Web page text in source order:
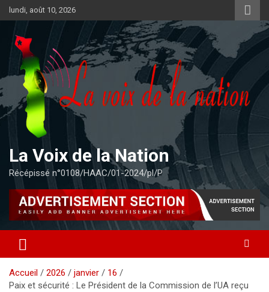
Aller
au
contenu
lundi, août 10, 2026
La Voix de la Nation
Récépissé n°0108/HAAC/01-2024/pl/P
Accueil 2026 janvier
16
Paix et sécurité : Le Président de la Commission de l’UA reçu